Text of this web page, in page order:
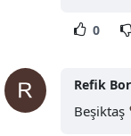
0
Refik